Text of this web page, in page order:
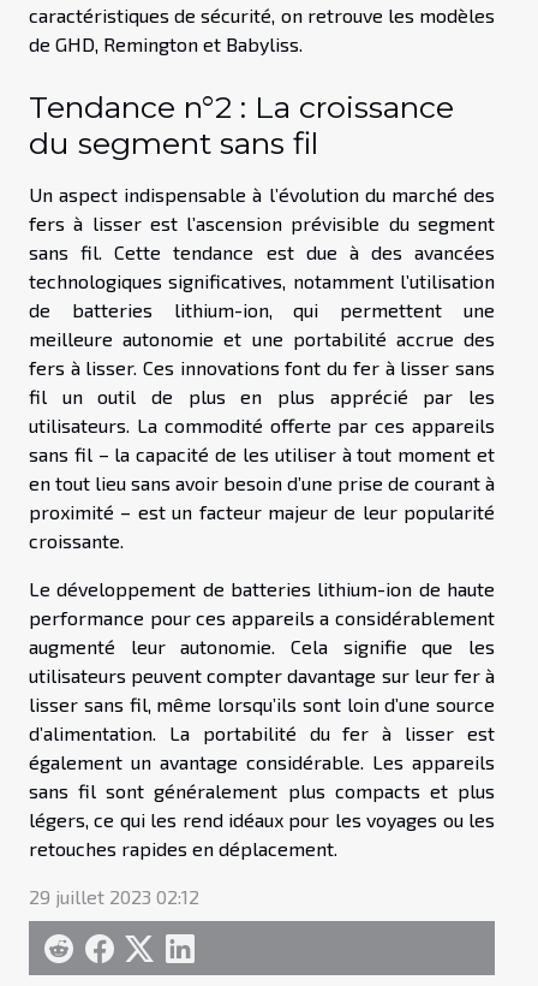
caractéristiques de sécurité, on retrouve les modèles
de GHD, Remington et Babyliss.
Tendance n°2 : La croissance
du segment sans fil
Un aspect indispensable à l’évolution du marché des
fers à lisser est l’ascension prévisible du segment
sans fil. Cette tendance est due à des avancées
technologiques significatives, notamment l’utilisation
de batteries lithium-ion, qui permettent une
meilleure autonomie et une portabilité accrue des
fers à lisser. Ces innovations font du fer à lisser sans
fil un outil de plus en plus apprécié par les
utilisateurs. La commodité offerte par ces appareils
sans fil – la capacité de les utiliser à tout moment et
en tout lieu sans avoir besoin d’une prise de courant à
proximité – est un facteur majeur de leur popularité
croissante.
Le développement de batteries lithium-ion de haute
performance pour ces appareils a considérablement
augmenté leur autonomie. Cela signifie que les
utilisateurs peuvent compter davantage sur leur fer à
lisser sans fil, même lorsqu’ils sont loin d’une source
d’alimentation. La portabilité du fer à lisser est
également un avantage considérable. Les appareils
sans fil sont généralement plus compacts et plus
légers, ce qui les rend idéaux pour les voyages ou les
retouches rapides en déplacement.
29 juillet 2023 02:12